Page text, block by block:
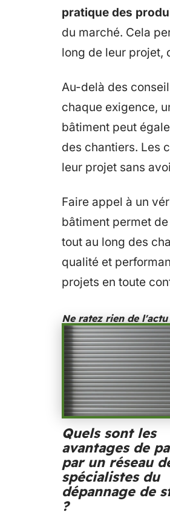
pratique des
du marché. Cela
long de leur projet,
Au-delà des
chaque exigence,
bâtiment peut
des chantiers. Les
leur projet sans
Faire appel à un
bâtiment permet
tout au long des
qualité et
projets en toute
Ne ratez rien de l'actu
Quels sont les
avantages de
par un réseau
spécialistes du
dépannage de
?